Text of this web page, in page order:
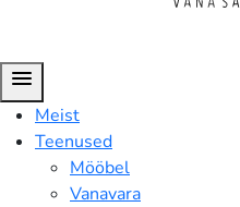
menu
Meist
Teenused
Mööbel
Vanavara